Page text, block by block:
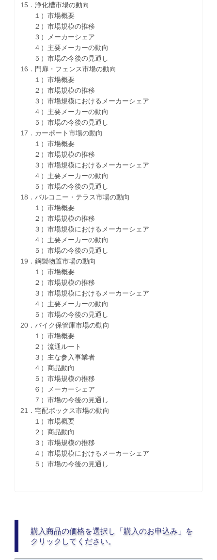
15．浄化槽市場の動向
１）市場概要
２）市場規模の推移
３）メーカーシェア
４）主要メーカーの動向
５）市場の今後の見通し
16．門扉・フェンス市場の動向
１）市場概要
２）市場規模の推移
３）市場規模におけるメーカーシェア
４）主要メーカーの動向
５）市場の今後の見通し
17．カーポート市場の動向
１）市場概要
２）市場規模の推移
３）市場規模におけるメーカーシェア
４）主要メーカーの動向
５）市場の今後の見通し
18．バルコニー・テラス市場の動向
１）市場概要
２）市場規模の推移
３）市場規模におけるメーカーシェア
４）主要メーカーの動向
５）市場の今後の見通し
19．鋼製物置市場の動向
１）市場概要
２）市場規模の推移
３）市場規模におけるメーカーシェア
４）主要メーカーの動向
５）市場の今後の見通し
20．バイク保管庫市場の動向
１）市場概要
２）流通ルート
３）主な参入事業者
４）商品動向
５）市場規模の推移
６）メーカーシェア
７）市場の今後の見通し
21．宅配ボックス市場の動向
１）市場概要
２）商品動向
３）市場規模の推移
４）市場規模におけるメーカーシェア
５）市場の今後の見通し
購入商品の価格を選択し「購入のお申込み」を
クリックしてください。